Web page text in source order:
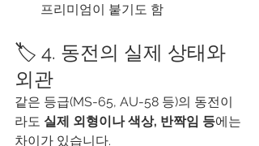
프리미엄이 붙기도 함
🏷️ 4. 동전의 실제 상태와
외관
같은 등급(MS-65, AU-58 등)의 동전이
라도 실제 외형이나 색상, 반짝임 등에는
차이가 있습니다.